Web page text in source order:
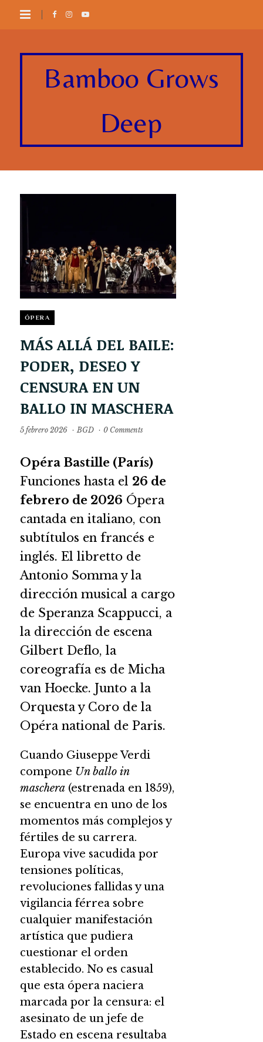
Bamboo Grows
Deep
ÓPERA
MÁS ALLÁ DEL BAILE:
PODER, DESEO Y
CENSURA EN UN
BALLO IN MASCHERA
5 febrero 2026 · BGD · 0 Comments
Opéra Bastille (París)
Funciones hasta el 26 de
febrero de 2026 Ópera
cantada en italiano, con
subtítulos en francés e
inglés. El libretto de
Antonio Somma y la
dirección musical a cargo
de Speranza Scappucci, a
la dirección de escena
Gilbert Deflo, la
coreografía es de Micha
van Hoecke. Junto a la
Orquesta y Coro de la
Opéra national de Paris.
Cuando Giuseppe Verdi
compone Un ballo in
maschera(estrenada en 1859),
se encuentra en uno de los
momentos más complejos y
fértiles de su carrera.
Europa vive sacudida por
tensiones políticas,
revoluciones fallidas y una
vigilancia férrea sobre
cualquier manifestación
artística que pudiera
cuestionar el orden
establecido. No es casual
que esta ópera naciera
marcada por la censura: el
asesinato de un jefe de
Estado en escena resultaba